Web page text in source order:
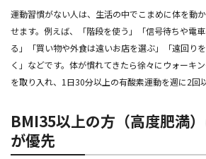
運動習慣がない人は、生活の中でこまめに体を動
せます。例えば、「階段を使う」「信号待ちや電
る」「買い物や外食は遠いお店を選ぶ」「遠回り
く」などです。体が慣れてきたら徐々にウォーキ
を取り入れ、1日30分以上の有酸素運動を週に2回
BMI35以上の方（高度肥満
が優先